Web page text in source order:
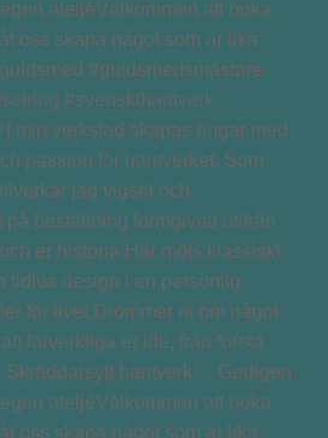
min verkstad skapas ringar med
passion för hantverket. Som
jag vigsel och
beställning formgivna utifrån
er historia.Här möts klassiskt
tidlös design i en personlig
för livet.Drömmer ni om något
förverkliga er idé, från första
hantverk ✨ Gedigen
ateljéVälkommen att boka
oss skapa något som är lika